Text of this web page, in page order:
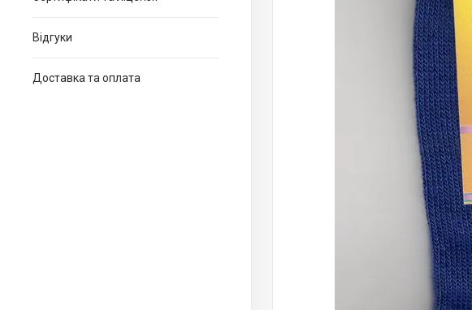
Відгуки
Доставка та оплата